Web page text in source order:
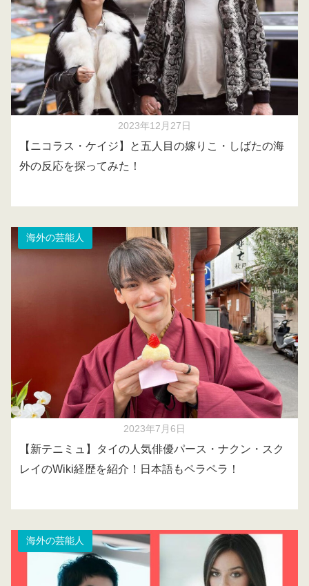
2023年12月27日
【ニコラス・ケイジ】と五人目の嫁りこ・しばたの海
外の反応を探ってみた！
海外の芸能人
2023年7月6日
【新テニミュ】タイの人気俳優パース・ナクン・スク
レイのWiki経歴を紹介！日本語もペラペラ！
海外の芸能人